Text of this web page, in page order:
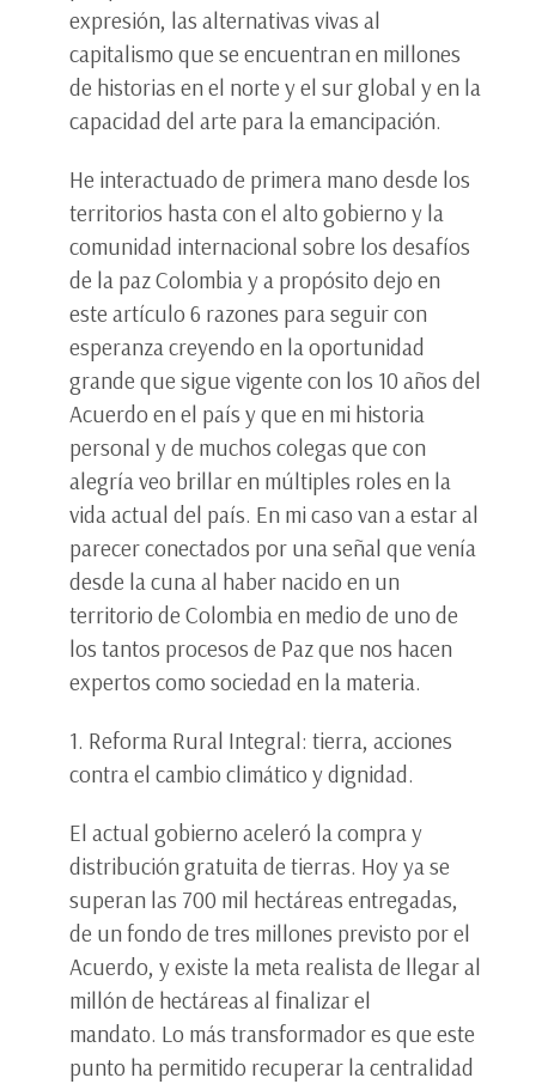
expresión, las alternativas vivas al
capitalismo que se encuentran en millones
de historias en el norte y el sur global y en la
capacidad del arte para la emancipación.
He interactuado de primera mano desde los
territorios hasta con el alto gobierno y la
comunidad internacional sobre los desafíos
de la paz Colombia y a propósito dejo en
este artículo 6 razones para seguir con
esperanza creyendo en la oportunidad
grande que sigue vigente con los 10 años del
Acuerdo en el país y que en mi historia
personal y de muchos colegas que con
alegría veo brillar en múltiples roles en la
vida actual del país. En mi caso van a estar al
parecer conectados por una señal que venía
desde la cuna al haber nacido en un
territorio de Colombia en medio de uno de
los tantos procesos de Paz que nos hacen
expertos como sociedad en la materia.
1. Reforma Rural Integral: tierra, acciones
contra el cambio climático y dignidad.
El actual gobierno aceleró la compra y
distribución gratuita de tierras. Hoy ya se
superan las 700 mil hectáreas entregadas,
de un fondo de tres millones previsto por el
Acuerdo, y existe la meta realista de llegar al
millón de hectáreas al finalizar el
mandato. Lo más transformador es que este
punto ha permitido recuperar la centralidad